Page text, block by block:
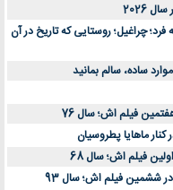
2026
چراغیل؛ روستایی که تاریخ در آن
ساده، سالم بمانید
فیلم اش؛ سال 76
فیلم اش؛ سال 68